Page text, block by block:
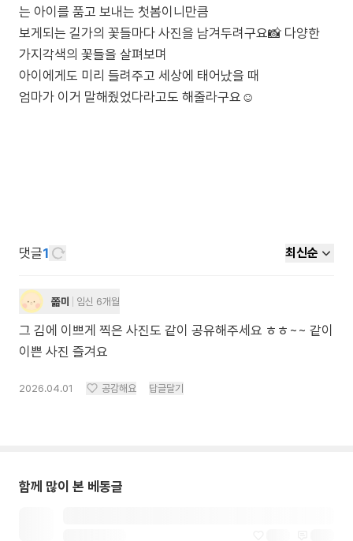
는 아이를 품고 보내는 첫봄이니만큼
보게되는 길가의 꽃들마다 사진을 남겨두려구요📸 다양한
가지각색의 꽃들을 살펴보며
아이에게도 미리 들려주고 세상에 태어났을 때
엄마가 이거 말해줬었다라고도 해줄라구요☺️
댓글1 최신순
쫆미 임신 6개월
그 김에 이쁘게 찍은 사진도 같이 공유해주세요 ㅎㅎ~~ 같이
이쁜 사진 즐겨요
2026.04.01 공감해요 답글달기
함께 많이 본 베동글